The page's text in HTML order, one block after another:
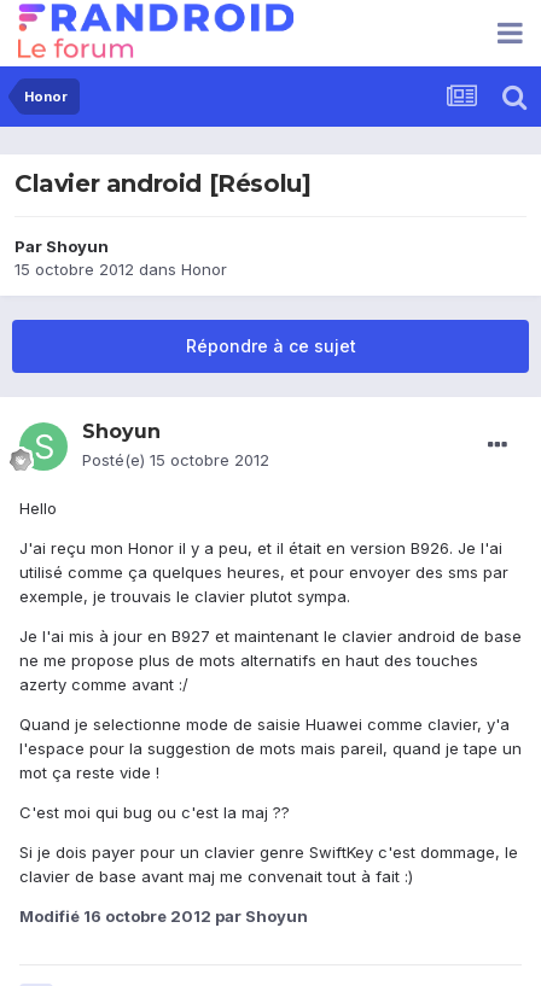
Honor
Clavier android [Résolu]
Par Shoyun
15 octobre 2012 dans Honor
Répondre à ce sujet
Shoyun
Posté(e) 15 octobre 2012
Hello
J'ai reçu mon Honor il y a peu, et il était en version B926. Je l'ai
utilisé comme ça quelques heures, et pour envoyer des sms par
exemple, je trouvais le clavier plutot sympa.
Je l'ai mis à jour en B927 et maintenant le clavier android de base
ne me propose plus de mots alternatifs en haut des touches
azerty comme avant :/
Quand je selectionne mode de saisie Huawei comme clavier, y'a
l'espace pour la suggestion de mots mais pareil, quand je tape un
mot ça reste vide !
C'est moi qui bug ou c'est la maj ??
Si je dois payer pour un clavier genre SwiftKey c'est dommage, le
clavier de base avant maj me convenait tout à fait :)
Modifié 16 octobre 2012 par Shoyun